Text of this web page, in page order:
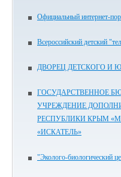
Официальный интернет-
Всероссийский детский
ДВОРЕЦ ДЕТСКОГО И
ГОСУДАРСТВЕННОЕ
УЧРЕЖДЕНИЕ
РЕСПУБЛИКИ КРЫМ
«ИСКАТЕЛЬ»
"Эколого-биологический